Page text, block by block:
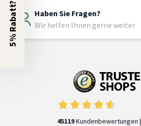
Haben Sie Fragen?
Wir helfen Ihnen gerne weiter
45119Kundenbewertungen |
5% Rabatt?